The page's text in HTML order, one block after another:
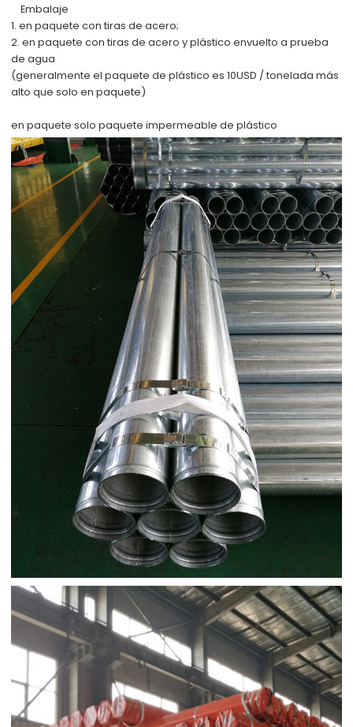
Embalaje
1. en paquete con tiras de acero;
2. en paquete con tiras de acero y plástico envuelto a prueba
de agua
(generalmente el paquete de plástico es 10USD / tonelada más
alto que solo en paquete)
en paquete solo paquete impermeable de plástico